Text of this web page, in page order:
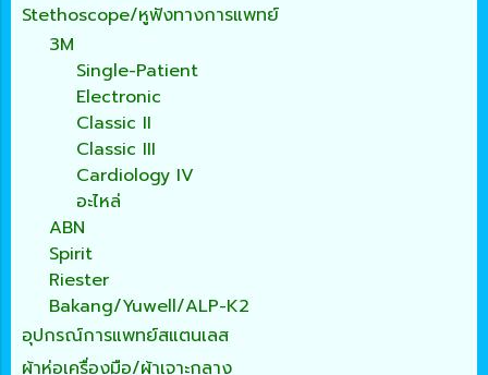
Stethoscope/หูฟังทางการแพทย์
3M
Single-Patient
Electronic
Classic II
Classic III
Cardiology IV
อะไหล่
ABN
Spirit
Riester
Bakang/Yuwell/ALP-K2
อุปกรณ์การแพทย์สแตนเลส
ผ้าห่อเครื่องมือ/ผ้าเจาะกลาง